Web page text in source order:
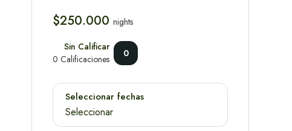
$250.000 nights
Sin Calificar
0 Calificaciones
0
Seleccionar fechas
Seleccionar